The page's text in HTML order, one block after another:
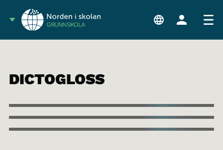
GRUNNSKOLA
DICTOGLOSS